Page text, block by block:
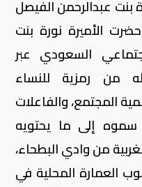
بنت عبدالرحمن الفيصل
الأميرة نورة بنت
السعودي عبر
من رمزية للنساء
المجتمع، والفاعلات
سموه إلى ما يحتويه
من وادي البطحاء،
المحلية في